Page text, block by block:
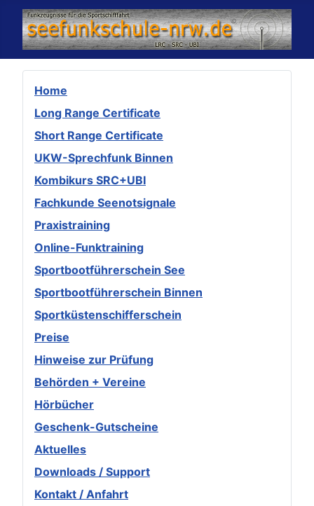
Home
Long Range Certificate
Short Range Certificate
UKW-Sprechfunk Binnen
Kombikurs SRC+UBI
Fachkunde Seenotsignale
Praxistraining
Online-Funktraining
Sportbootführerschein See
Sportbootführerschein Binnen
Sportküstenschifferschein
Preise
Hinweise zur Prüfung
Behörden + Vereine
Hörbücher
Geschenk-Gutscheine
Aktuelles
Downloads / Support
Kontakt / Anfahrt